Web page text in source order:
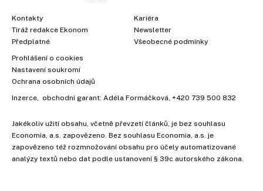
Kontakty
Tiráž redakce Ekonom
Předplatné
Kariéra
Newsletter
Všeobecné podmínky
Prohlášení o cookies
Nastavení soukromí
Ochrana osobních údajů
Inzerce, obchodní garant: Adéla Formáčková, +420 739 500 832
Jakékoliv užití obsahu, včetně převzetí článků, je bez souhlasu
Economia, a.s. zapovězeno. Bez souhlasu Economia, a.s. je
zapovězeno též rozmnožování obsahu pro účely automatizované
analýzy textů nebo dat podle ustanovení § 39c autorského zákona.